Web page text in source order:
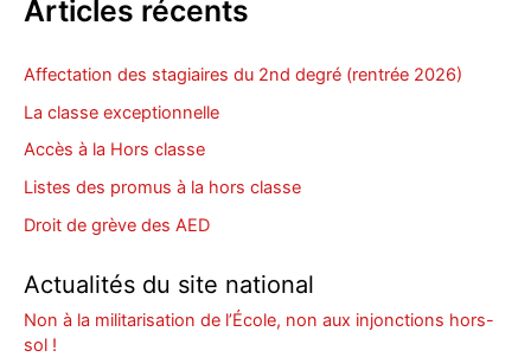
Articles récents
Affectation des stagiaires du 2nd degré (rentrée 2026)
La classe exceptionnelle
Accès à la Hors classe
Listes des promus à la hors classe
Droit de grève des AED
Actualités du site national
Non à la militarisation de l’École, non aux injonctions hors-
sol !